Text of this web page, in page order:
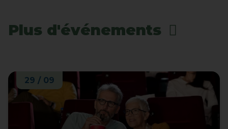
Plus d'événements
29 / 09